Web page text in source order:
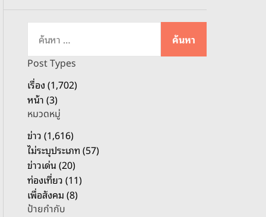
ห
สำ
ห
รั
บ
:
Post Types
เรื่อง (1,702)
หน้า (3)
หมวดหมู่
ข่าว (1,616)
ไม่ระบุประเภท (57)
ข่าวเด่น (20)
ท่องเที่ยว (11)
เพื่อสังคม (8)
ป้ายกำกับ